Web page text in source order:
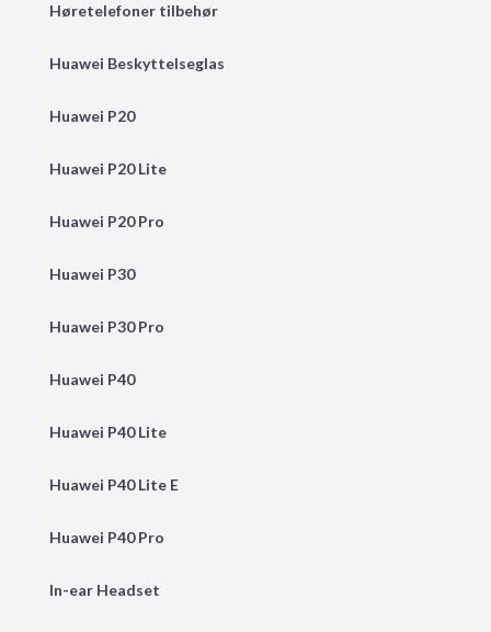
Høretelefoner tilbehør
Huawei Beskyttelseglas
Huawei P20
Huawei P20 Lite
Huawei P20 Pro
Huawei P30
Huawei P30 Pro
Huawei P40
Huawei P40 Lite
Huawei P40 Lite E
Huawei P40 Pro
In-ear Headset